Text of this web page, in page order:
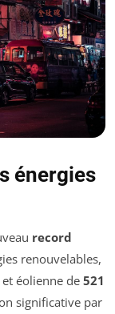
énergies
record
renouvelables,
et éolienne de 521
significative par